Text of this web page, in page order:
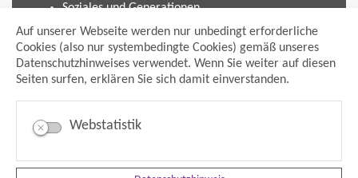
Auf unserer Webseite werden nur unbedingt erforderliche
Cookies (also nur systembedingte Cookies) gemäß unseres
Datenschutzhinweises verwendet. Wenn Sie weiter auf diesen
Seiten surfen, erklären Sie sich damit einverstanden.
Webstatistik
Soziales und Generationen
Standesamt
Friedhofsverwaltung
Planen und Bauen (Bauamt)
Impressum
Datenschutzhinweis
Anmelden
Facebook